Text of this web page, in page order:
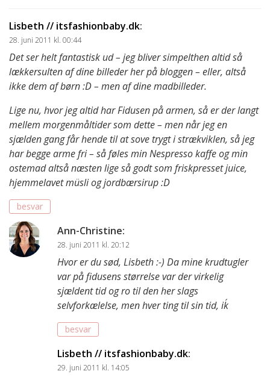
Lisbeth // itsfashionbaby.dk:
28. juni 2011 kl. 00:44
Det ser helt fantastisk ud – jeg bliver simpelthen altid så
lækkersulten af dine billeder her på bloggen – eller, altså
ikke dem af børn :D – men af dine madbilleder.
Lige nu, hvor jeg altid har Fidusen på armen, så er der langt
mellem morgenmåltider som dette – men når jeg en
sjælden gang får hende til at sove trygt i strækviklen, så jeg
har begge arme fri – så føles min Nespresso kaffe og min
ostemad altså næsten lige så godt som friskpresset juice,
hjemmelavet müsli og jordbærsirup :D
besvar
Ann-Christine:
28. juni 2011 kl. 20:12
Hvor er du sød, Lisbeth :-) Da mine krudtugler
var på fidusens størrelse var der virkelig
sjældent tid og ro til den her slags
selvforkælelse, men hver ting til sin tid, ik´
besvar
Lisbeth // itsfashionbaby.dk:
29. juni 2011 kl. 14:05